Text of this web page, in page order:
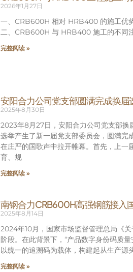
2026年1月27日
一、CRB600H 相对 HRB400 的施工优
二、CRB600H 与 HRB400 施工的不同
完整阅读 »
安阳合力公司党支部圆满完成换届
2025年8月30日
2023年8月27日，安阳合力公司党支部换
选举产生了新一届党支部委员会，圆满完
在庄严的国歌声中拉开帷幕。首先，上一
育、规
完整阅读 »
南钢合力CRB600H高强钢筋接入
2025年8月14日
2024年10月，国家市场监督管理总局《
阶段。在此背景下，“产品数字身份码质
以统一的追溯码为载体，构建起从生产
完整阅读 »